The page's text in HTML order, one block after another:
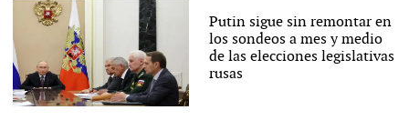
Putin sigue sin remontar en
los sondeos a mes y medio
de las elecciones legislativas
rusas